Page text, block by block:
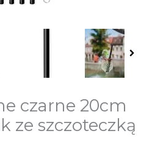
czarne 20cm
ze szczoteczką